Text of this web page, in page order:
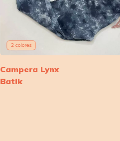
2 colores
Campera Lynx
Batik